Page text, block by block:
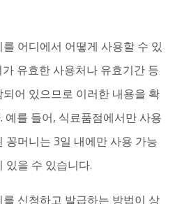
어디에서 어떻게 사용할 수 있
유효한 사용처나 유효기간 등
어 있으므로 이러한 내용을 확
예를 들어, 식료품점에서만 사용
꽁머니는 3일 내에만 사용 가능
있을 수 있습니다.
신청하고 발급하는 방법이 상